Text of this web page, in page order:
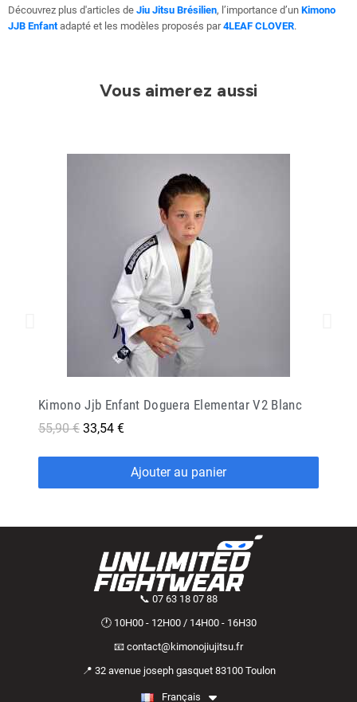
Découvrez plus d'articles de Jiu Jitsu Brésilien, l’importance d’un Kimono
JJB Enfantadapté et les modèles proposés par4LEAF CLOVER.
Vous aimerez aussi
Kimono Jjb Enfant Doguera Elementar V2 Blanc
55,90 € 33,54 €
Ajouter au panier
📞 07 63 18 07 88
🕐 10H00 - 12H00 / 14H00 - 16H30
📧 contact@kimonojiujitsu.fr
📍 32 avenue joseph gasquet 83100 Toulon
Français